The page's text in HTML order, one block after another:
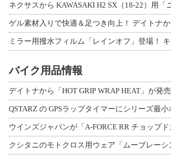
ネクサスから KAWASAKI H2 SX（18-22）用「
バイク用品情報
デイトナから「HOT GRIP WRAP HEAT」が発
QSTARZ の GPSラップタイマーにシリーズ最
ウインズジャパンが「A-FORCE RR チョップ